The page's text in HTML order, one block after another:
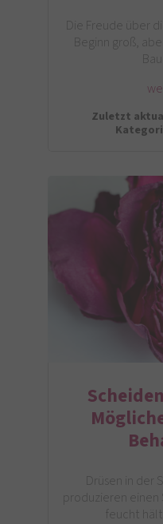
Die Freude über
Beginn groß,
Zuletzt
Drüsen in der
produzieren
feucht